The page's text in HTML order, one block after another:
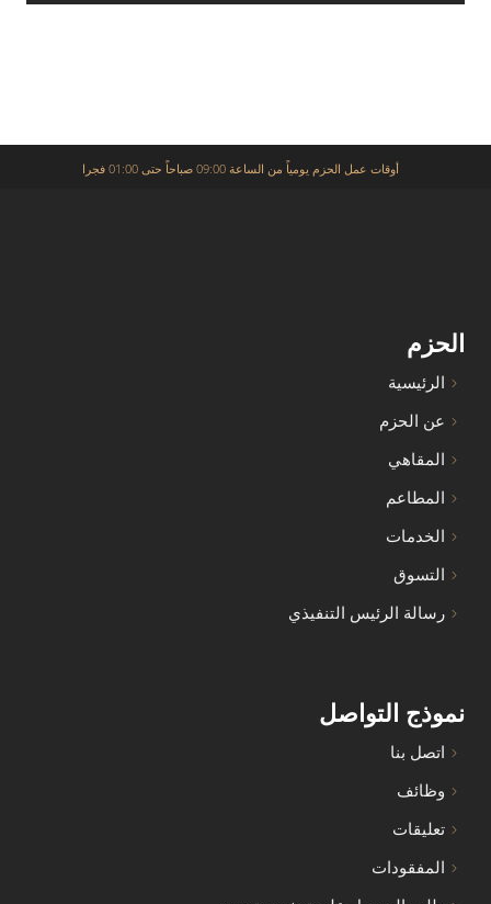
أوقات عمل الحزم يومياً من الساعة 09:00 صباحاً حتى 01:00 فجرا
الحزم
الرئيسية
عن الحزم
المقاهي
المطاعم
الخدمات
التسوق
رسالة الرئيس التنفيذي
نموذج التواصل
اتصل بنا
وظائف
تعليقات
المفقودات